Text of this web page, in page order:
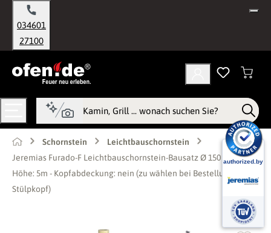
springen
034601
27100
Schornstein
Leichtbauschornstein
Jeremias Furado-F Leichtbauschornstein-Bausatz Ø 150 mm -
Höhe: 5m - Kopfabdeckung: nein (zu wählen bei Bestellung mit
Stülpkopf)